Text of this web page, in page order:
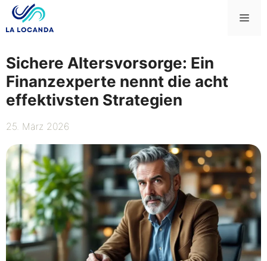
Zum
Inhalt
Sichere Altersvorsorge: Ein
Finanzexperte nennt die acht
effektivsten Strategien
25. März 2026